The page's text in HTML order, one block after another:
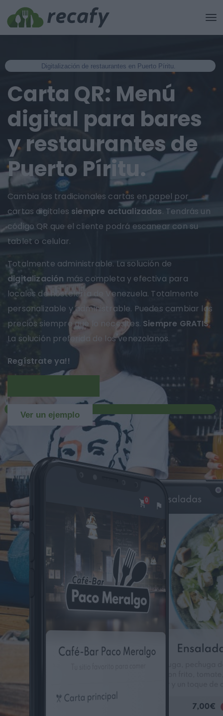
Digitalización de restaurantes en Puerto Píritu.
Carta QR: Menú
digital para bares
y restaurantes de
Puerto Píritu.
Cambia las tradicionales cartas en papel por
cartas digitales siempre actualizadas. Tendrás un
código QR que el cliente podrá escanear con su
tablet o celular.
Totalmente administrable. La solución de
digitalización más completa y efectiva para
locales de hostelería de Venezuela. Totalmente
personalizable y administrable. Puedes cambiar los
precios siempre que lo necesites. Siempre GRATIS.
La solución preferida de los venezolanos.
Regístrate ya!!
Ver un ejemplo